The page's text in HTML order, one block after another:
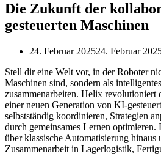
Die Zukunft der
gesteuerten Maschinen
24. Februar 202524. Februar
Stell dir eine Welt vor, in der Roboter
Maschinen sind, sondern als
zusammenarbeiten. Helix revolutioniert
einer neuen Generation von KI-
selbstständig koordinieren, Strategien
durch gemeinsames Lernen
über klassische Automatisierung hinaus
Zusammenarbeit in Lagerlogistik,